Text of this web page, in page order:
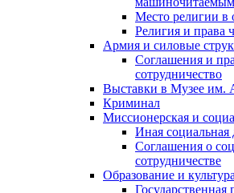
Место религии в
Религия и права
Армия и силовые
Соглашения и
сотрудничество
Выставки в Музее им.
Криминал
Миссионерская и
Иная социальная
Соглашения о
сотрудничестве
Образование и культура
Государственная